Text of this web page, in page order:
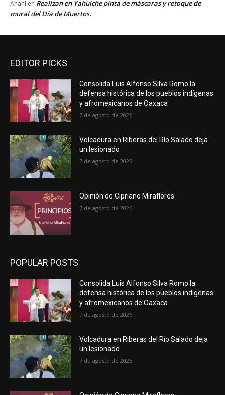
Anahí en Realizan en Yahuiche pinta de máscaras y retoque de
mural del Día de Muertos.
EDITOR PICKS
Consolida Luis Alfonso Silva Romo la
defensa histórica de los pueblos indígenas
y afromexicanos de Oaxaca
7 de agosto de 2026
Volcadura en Riberas del Río Salado deja
un lesionado
7 de agosto de 2026
Opinión de Cipriano Miraflores
7 de agosto de 2026
POPULAR POSTS
Consolida Luis Alfonso Silva Romo la
defensa histórica de los pueblos indígenas
y afromexicanos de Oaxaca
7 de agosto de 2026
Volcadura en Riberas del Río Salado deja
un lesionado
7 de agosto de 2026